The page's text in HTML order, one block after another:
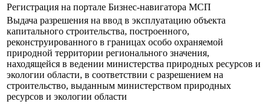
Регистрация на портале Бизнес-навигатора МСП
Выдача разрешения на ввод в эксплуатацию объекта
капитального строительства, построенного,
реконструированного в границах особо охраняемой
природной территории регионального значения,
находящейся в ведении министерства природных ресурсов и
экологии области, в соответствии с разрешением на
строительство, выданным министерством природных
ресурсов и экологии области